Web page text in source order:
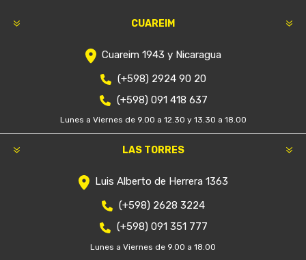
CUAREIM
Cuareim 1943 y Nicaragua
(+598) 2924 90 20
(+598) 091 418 637
Lunes a Viernes de 9.00 a 12.30 y 13.30 a 18.00
LAS TORRES
Luis Alberto de Herrera 1363
(+598) 2628 3224
(+598) 091 351 777
Lunes a Viernes de 9.00 a 18.00